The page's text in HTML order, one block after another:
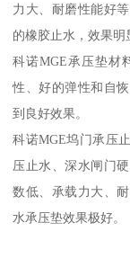
力大、耐磨性能好
的橡胶止水，效果明
科诺MGE承压垫材
性、好的弹性和自
到良好效果。
科诺MGE坞门承压
压止水、深水闸门
数低、承载力大、
水承压垫效果极好。